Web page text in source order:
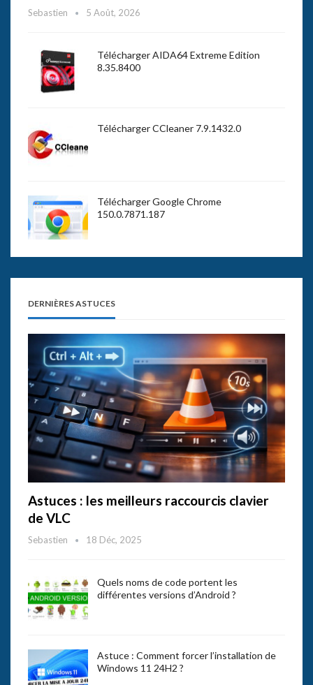
Sebastien 5 Août, 2026
Télécharger AIDA64 Extreme Edition
8.35.8400
Télécharger CCleaner 7.9.1432.0
Télécharger Google Chrome
150.0.7871.187
DERNIÈRES ASTUCES
Astuces : les meilleurs raccourcis clavier
de VLC
Sebastien 18 Déc, 2025
Quels noms de code portent les
différentes versions d’Android ?
Astuce : Comment forcer l’installation de
Windows 11 24H2 ?